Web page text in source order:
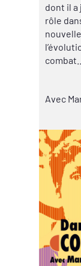
dont il
rôle
combat...
Avec